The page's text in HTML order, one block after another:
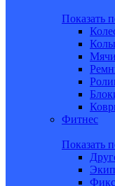
Показать
Мячи
Фитнес
Показать